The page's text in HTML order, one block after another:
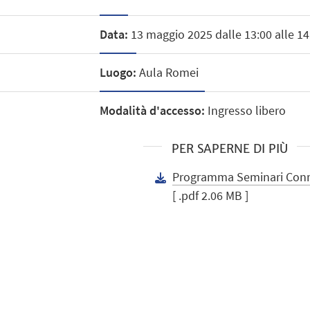
Data: 13 maggio 2025 dalle 13:00 alle
Luogo: Aula Romei
Modalità d'accesso: Ingresso libero
PER SAPERNE DI PIÙ
Programma Seminari
[ .pdf 2.06 MB ]